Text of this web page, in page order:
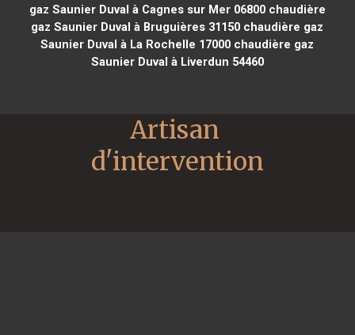
gaz Saunier Duval à Cagnes sur Mer 06800chaudière
gaz Saunier Duval à Bruguières 31150 chaudière gaz
Saunier Duval à La Rochelle 17000 chaudière gaz
Saunier Duval à Liverdun 54460
Artisan
d'intervention